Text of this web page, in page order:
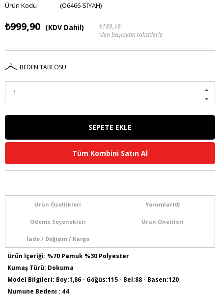
(O6466-SİYAH)
₺999,90 (KDV Dahil)
₺189,18
'den başlayan taksitlerle
BEDEN TABLOSU
Tüm Kombini Satın Al
Ürün Özellikleri Yorumlar(0)
Ödeme Seçenekleri Ürün Önerileri
İade / Değişim / Kargo
Ürün İçeriği: %70 Pamuk %30 Polyester
Kumaş Türü: Dokuma
Model Bilgileri: Boy:1,86 - Göğüs:115 - Bel:88 - Basen:120
Numune Bedeni : 44